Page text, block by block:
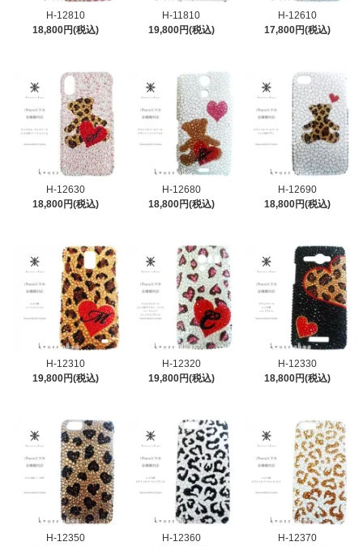
H-12810
18,800円(税込)
H-11810
19,800円(税込)
H-12610
17,800円(税込)
H-12630
18,800円(税込)
H-12680
18,800円(税込)
H-12690
18,800円(税込)
H-12310
19,800円(税込)
H-12320
19,800円(税込)
H-12330
18,800円(税込)
H-12350
H-12360
H-12370